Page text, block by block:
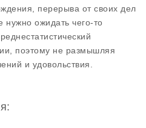
перерыва от своих дел
нужно ожидать чего-то
поэтому не размышляя
и удовольствия.